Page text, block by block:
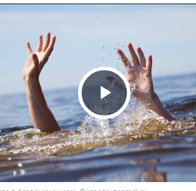
Play Video